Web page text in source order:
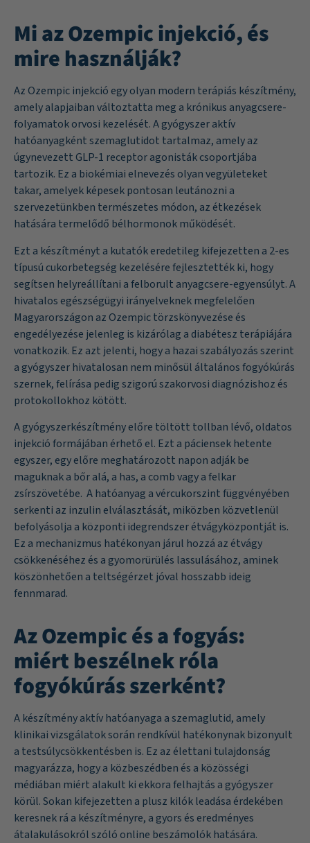
Mi az Ozempic injekció, és
mire használják?
Az Ozempic injekció egy olyan modern terápiás készítmény,
amely alapjaiban változtatta meg a krónikus anyagcsere-
folyamatok orvosi kezelését. A gyógyszer aktív
hatóanyagként szemaglutidot tartalmaz, amely az
úgynevezett GLP-1 receptor agonisták csoportjába
tartozik. Ez a biokémiai elnevezés olyan vegyületeket
takar, amelyek képesek pontosan leutánozni a
szervezetünkben természetes módon, az étkezések
hatására termelődő bélhormonok működését.
Ezt a készítményt a kutatók eredetileg kifejezetten a 2-es
típusú cukorbetegség kezelésére fejlesztették ki, hogy
segítsen helyreállítani a felborult anyagcsere-egyensúlyt. A
hivatalos egészségügyi irányelveknek megfelelően
Magyarországon az Ozempic törzskönyvezése és
engedélyezése jelenleg is kizárólag a diabétesz terápiájára
vonatkozik. Ez azt jelenti, hogy a hazai szabályozás szerint
a gyógyszer hivatalosan nem minősül általános fogyókúrás
szernek, felírása pedig szigorú szakorvosi diagnózishoz és
protokollokhoz kötött.
A gyógyszerkészítmény előre töltött tollban lévő, oldatos
injekció formájában érhető el. Ezt a páciensek hetente
egyszer, egy előre meghatározott napon adják be
maguknak a bőr alá, a has, a comb vagy a felkar
zsírszövetébe. A hatóanyag a vércukorszint függvényében
serkenti az inzulin elválasztását, miközben közvetlenül
befolyásolja a központi idegrendszer étvágyközpontját is.
Ez a mechanizmus hatékonyan járul hozzá az étvágy
csökkenéséhez és a gyomorürülés lassulásához, aminek
köszönhetően a teltségérzet jóval hosszabb ideig
fennmarad.
Az Ozempic és a fogyás:
miért beszélnek róla
fogyókúrás szerként?
A készítmény aktív hatóanyaga a szemaglutid, amely
klinikai vizsgálatok során rendkívül hatékonynak bizonyult
a testsúlycsökkentésben is. Ez az élettani tulajdonság
magyarázza, hogy a közbeszédben és a közösségi
médiában miért alakult ki ekkora felhajtás a gyógyszer
körül. Sokan kifejezetten a plusz kilók leadása érdekében
keresnek rá a készítményre, a gyors és eredményes
átalakulásokról szóló online beszámolók hatására.